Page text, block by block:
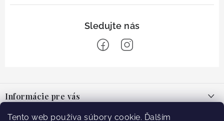
Tento web používa súbory cookie. Ďalším
pInformácie pre vás
O nás